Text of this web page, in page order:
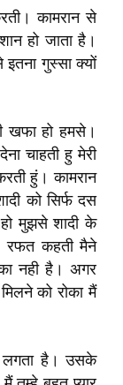
कामरान से
हो जाता है।
गुस्सा क्यों
खफा हो हमसे।
चाहती हु मेरी
हुं। कामरान
को सिर्फ दस
मुझसे शादी के
रफत कहती मैने
नही है। अगर
को रोका मैं
लगता है। उसके